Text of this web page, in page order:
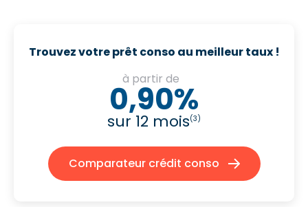
Trouvez votre prêt conso au meilleur taux !
à partir de
0,90%
sur 12 mois(3)
Comparateur crédit conso